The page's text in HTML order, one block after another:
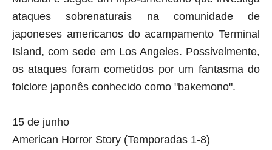
ataques sobrenaturais na comunidade de
japoneses americanos do acampamento Terminal
Island, com sede em Los Angeles. Possivelmente,
os ataques foram cometidos por um fantasma do
folclore japonês conhecido como "bakemono".
15 de junho
American Horror Story (Temporadas 1-8)